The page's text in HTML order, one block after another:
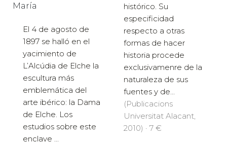
María
El 4 de agosto de
1897 se halló en el
yacimiento de
L’Alcúdia de Elche la
escultura más
emblemática del
arte ibérico: la Dama
de Elche. Los
estudios sobre este
enclave ...
histórico. Su
especificidad
respecto a otras
formas de hacer
historia procede
exclusivamenre de la
naturaleza de sus
fuentes y de...
(Publicacions
Universitat Alacant,
2010) · 7 €